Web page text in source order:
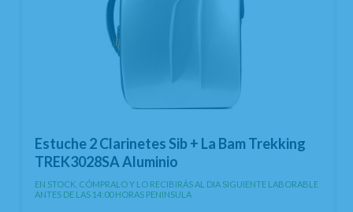
Estuche 2 Clarinetes Sib + La Bam Trekking
TREK3028SA Aluminio
EN STOCK. CÓMPRALO Y LO RECIBIRÁS AL DIA SIGUIENTE LABORABLE
ANTES DE LAS 14:00 HORAS PENINSULA